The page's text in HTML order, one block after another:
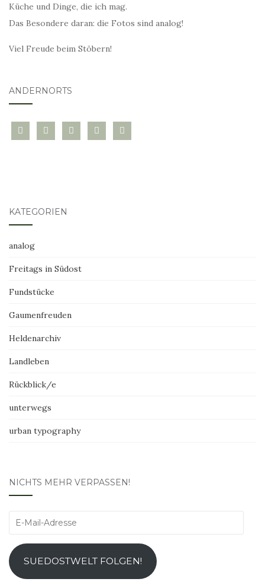
Küche und Dinge, die ich mag.
Das Besondere daran: die Fotos sind analog!
Viel Freude beim Stöbern!
ANDERNORTS
bloglovininstagramtwitter pinterest
mail
KATEGORIEN
analog
Freitags in Südost
Fundstücke
Gaumenfreuden
Heldenarchiv
Landleben
Rückblick/e
unterwegs
urban typography
NICHTS MEHR VERPASSEN!
E-
Adresse
SUEDOSTWELT FOLGEN!